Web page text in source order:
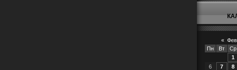
«
Пн
Вт Ср
1
6
7 8